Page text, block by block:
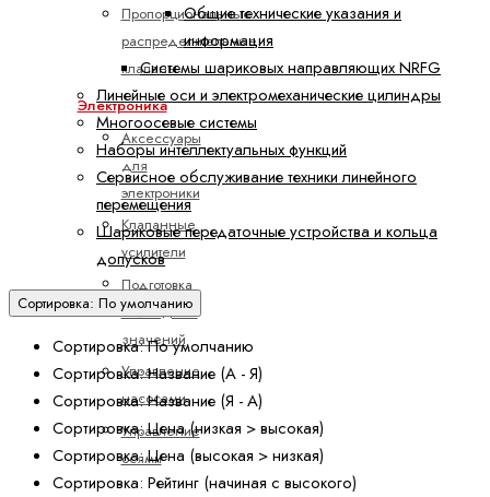
Пропорциональные
распределительные
клапаны
Электроника
Аксессуары
для
электроники
Клапанные
усилители
Подготовка
командных
значений
Управление
насосами
Управление
осями
Общие технические указания и
информация
Системы шариковых направляющих NRFG
Линейные оси и электромеханические цилиндры
Многоосевые системы
Наборы интеллектуальных функций
Сервисное обслуживание техники линейного
перемещения
Шариковые передаточные устройства и кольца
допусков
Сортировка: По умолчанию
Сортировка: По умолчанию
Сортировка: Название (А - Я)
Сортировка: Название (Я - А)
Сортировка: Цена (низкая > высокая)
Сортировка: Цена (высокая > низкая)
Сортировка: Рейтинг (начиная с высокого)